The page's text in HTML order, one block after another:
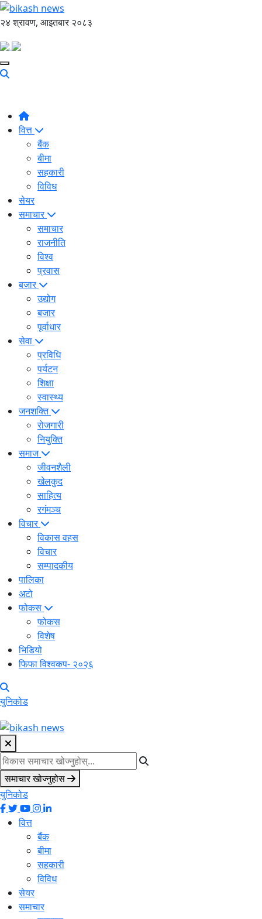
२४ श्रावण, आइतबार २०८३
वित्त
बैंक
बीमा
सहकारी
विविध
सेयर
समाचार
समाचार
राजनीति
विश्व
प्रवास
बजार
उद्योग
बजार
पूर्वाधार
सेवा
प्रविधि
पर्यटन
शिक्षा
स्वास्थ्य
जनशक्ति
रोजगारी
नियुक्ति
समाज
जीवनशैली
खेलकुद
साहित्य
रगंमञ्च
विचार
विकास वहस
विचार
सम्पादकीय
पालिका
अटो
फोकस
फोकस
विशेष
भिडियो
फिफा विश्वकप- २०२६
युनिकोड
समाचार खोज्नुहोस
युनिकोड
वित्त
बैंक
बीमा
सहकारी
विविध
सेयर
समाचार